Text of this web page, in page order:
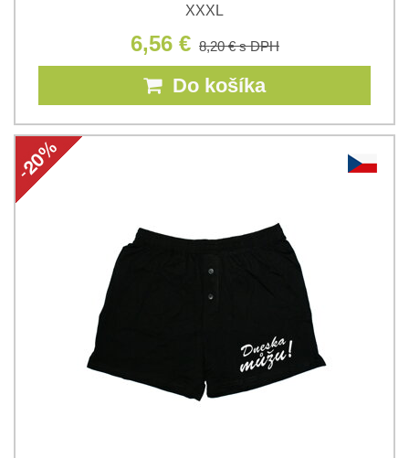
XXXL
6,56 € 8,20 €s DPH
Do košíka